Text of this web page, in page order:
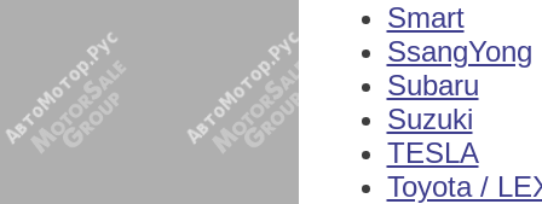
Smart
SsangYong
Subaru
Suzuki
TESLA
Toyota /